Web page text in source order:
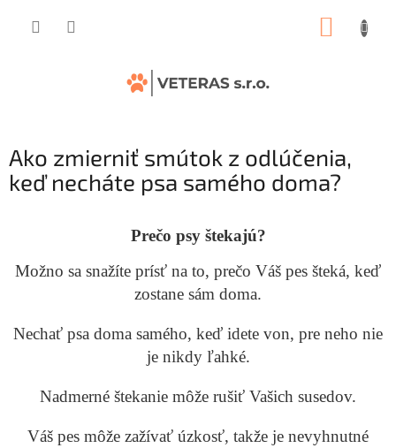
Ako zmierniť smútok z odlúčenia,
keď necháte psa samého doma?
Prečo psy štekajú?
Možno sa snažíte prísť na to, prečo Váš pes šteká, keď
zostane sám doma.
Nechať psa doma samého, keď idete von, pre neho nie
je nikdy ľahké.
Nadmerné štekanie môže rušiť Vašich susedov.
Váš pes môže zažívať úzkosť, takže je nevyhnutné